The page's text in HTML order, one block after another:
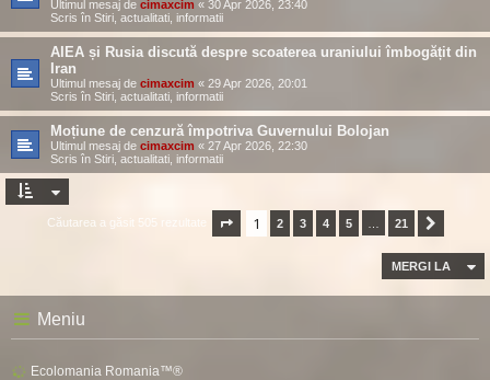
Ultimul mesaj de cimaxcim « 30 Apr 2026, 23:40
Scris în Stiri, actualitati, informatii
AIEA și Rusia discută despre scoaterea uraniului îmbogățit din
Iran
Ultimul mesaj de cimaxcim « 29 Apr 2026, 20:01
Scris în Stiri, actualitati, informatii
Moțiune de cenzură împotriva Guvernului Bolojan
Ultimul mesaj de cimaxcim « 27 Apr 2026, 22:30
Scris în Stiri, actualitati, informatii
Căutarea a găsit 505 rezultate Pagina 1din21
1 2 3 4 5 21
MERGI LA
Meniu
Ecolomania Romania™®